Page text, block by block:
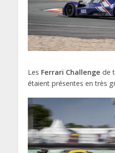
Les Ferrari Challenge de
étaient présentes en très